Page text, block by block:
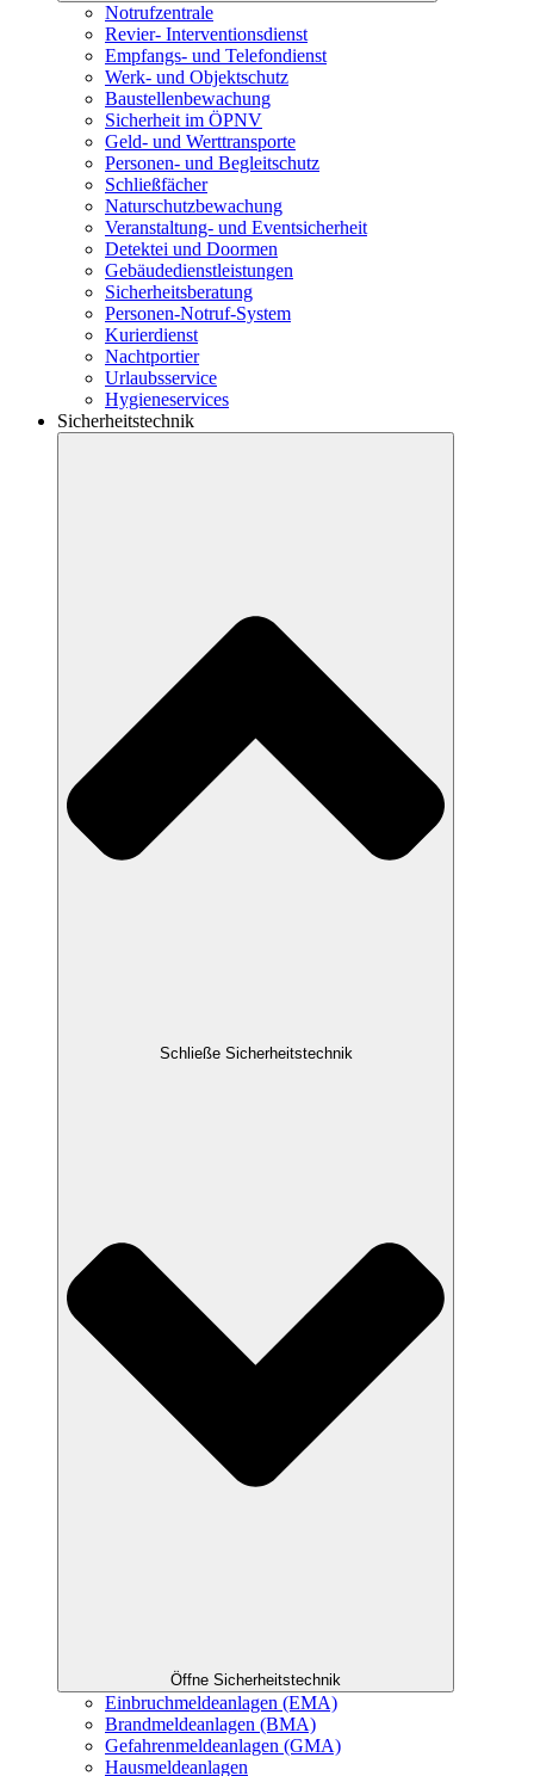
Notrufzentrale
Revier- Interventionsdienst
Empfangs- und Telefondienst
Werk- und Objektschutz
Baustellenbewachung
Sicherheit im ÖPNV
Geld- und Werttransporte
Personen- und Begleitschutz
Schließfächer
Naturschutzbewachung
Veranstaltung- und Eventsicherheit
Detektei und Doormen
Gebäudedienstleistungen
Sicherheitsberatung
Personen-Notruf-System
Kurierdienst
Nachtportier
Urlaubsservice
Hygieneservices
Sicherheitstechnik
Schließe Sicherheitstechnik
Öffne Sicherheitstechnik
Einbruchmeldeanlagen (EMA)
Brandmeldeanlagen (BMA)
Gefahrenmeldeanlagen (GMA)
Hausmeldeanlagen